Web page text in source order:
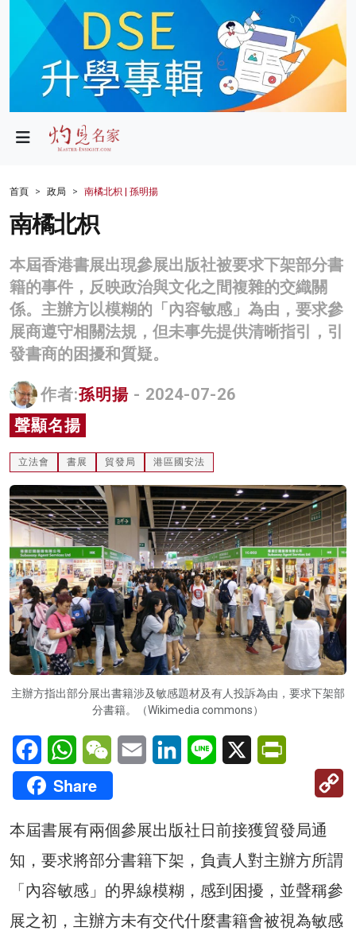
政局
財經
生活
商業
科技
影片
名家榜
灼見活動
首頁 政局 南橘北枳 | 孫明揚
南橘北枳
本屆香港書展出現參展出版社被要求下架部分書
籍的事件，反映政治與文化之間複雜的交織關
係。主辦方以模糊的「內容敏感」為由，要求參
展商遵守相關法規，但未事先提供清晰指引，引
發書商的困擾和質疑。
作者:孫明揚 - 2024-07-26
聲顯名揚
立法會 書展 貿發局 港區國安法
主辦方指出部分展出書籍涉及敏感題材及有人投訴為由，要求下架部
分書籍。（Wikimedia commons）
FacebookWhatsAppWeChatEmail LinkedInLine X
Share
本屆書展有兩個參展出版社日前接獲貿發局通
知，要求將部分書籍下架，負責人對主辦方所謂
「內容敏感」的界線模糊，感到困擾，並聲稱參
展之初，主辦方未有交代什麼書籍會被視為敏感